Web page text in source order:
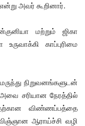
அவர் கூறினார்.
மற்றும் ஜிகா
காப்புரிமை
நிறுவனங்களுடன்
சரியான நேரத்தில்
விண்ணப்பத்தை
விஞ்ஞான ஆராய்ச்சி வழி